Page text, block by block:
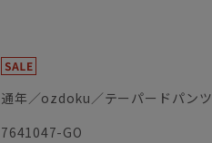
通年／ozdoku／テーパードパンツ
7641047-GO